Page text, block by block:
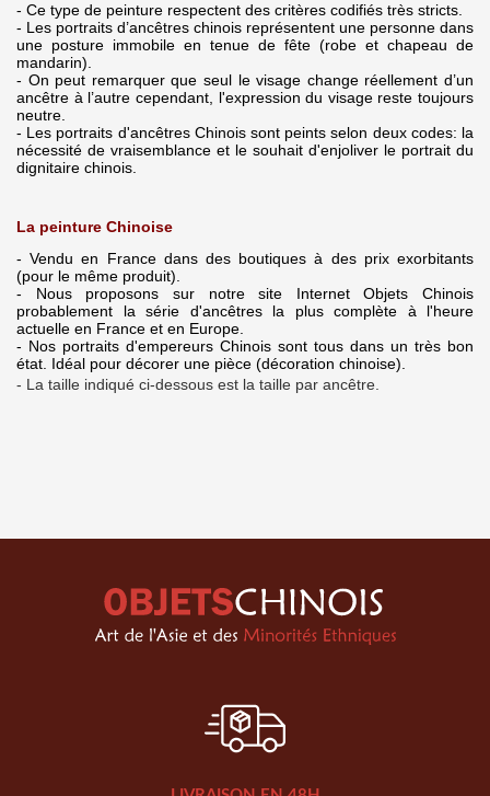
- Ce type de peinture respectent des critères codifiés très stricts.
- Les portraits d’ancêtres chinois représentent une personne dans
une posture immobile en tenue de fête (robe et chapeau de
mandarin).
- On peut remarquer que seul le visage change réellement d’un
ancêtre à l’autre cependant, l'expression du visage reste toujours
neutre.
- Les portraits d'ancêtres Chinois sont peints selon deux codes: la
nécessité de vraisemblance et le souhait d'enjoliver le portrait du
dignitaire chinois.
La peinture Chinoise
- Vendu en France dans des boutiques à des prix exorbitants
(pour le même produit).
- Nous proposons sur notre site Internet Objets Chinois
probablement la série d'ancêtres la plus complète à l'heure
actuelle en France et en Europe.
- Nos portraits d'empereurs Chinois sont tous dans un très bon
état. Idéal pour décorer une pièce (décoration chinoise).
- La taille indiqué ci-dessous est la taille par ancêtre.